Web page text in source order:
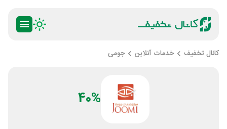
کانال تخفیف خدمات آنلاین جومی
40%